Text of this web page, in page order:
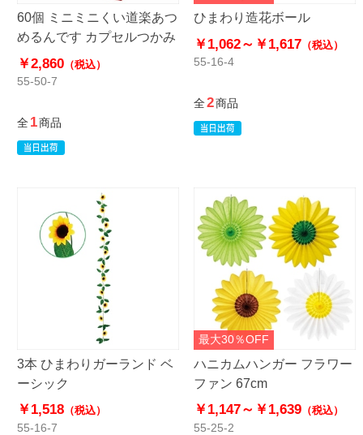
60個 ミニミニくい道楽あつ
めるんです カプセルつかみ
￥2,860（税込）
55-50-7
全 1商品
ひまわり造花ボール
￥1,062～ ￥1,617（税込）
55-16-4
全2商品
3本 ひまわりガーランド ベ
ーシック
￥1,518（税込）
55-16-7
最大30％OFF
ハニカムハンガー フラワー
ファン 67cm
￥1,147～ ￥1,639（税込）
55-25-2